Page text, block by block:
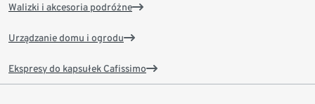
Walizki i akcesoria podróżne
Urządzanie domu i ogrodu
Ekspresy do kapsułek Cafissimo